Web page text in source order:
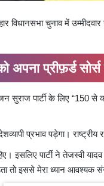
विधानसभा चुनाव में
प्रीफ़र्ड सोर्स
सुराज पार्टी के लिए “150
प्रभाव पड़ेगा।
इसलिए पार्टी ने तेजस्वी
तो इससे मेरा ध्यान आवश्यक